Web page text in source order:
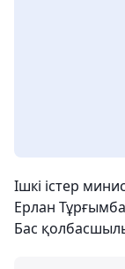
Ішкі істер
Ерлан
Бас